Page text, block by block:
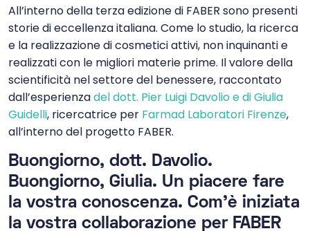
All’interno della terza edizione di FABER sono presenti
storie di eccellenza italiana. Come lo studio, la ricerca
e la realizzazione di cosmetici attivi, non inquinanti e
realizzati con le migliori materie prime. Il valore della
scientificità nel settore del benessere, raccontato
dall’esperienzadel dott. Pier Luigi Davolio e di Giulia
Guidelli, ricercatrice per Farmad Laboratori Firenze,
all’interno del progetto FABER.
Buongiorno, dott. Davolio.
Buongiorno, Giulia. Un piacere fare
la vostra conoscenza. Com’è iniziata
la vostra collaborazione per FABER